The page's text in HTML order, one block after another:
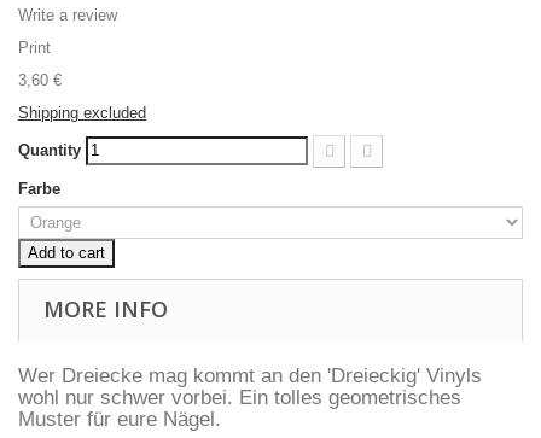
Write a review
Print
3,60 €
Shipping excluded
Quantity
Farbe
Add to cart
MORE INFO
Wer Dreiecke mag kommt an den 'Dreieckig' Vinyls
wohl nur schwer vorbei. Ein tolles geometrisches
Muster für eure Nägel.